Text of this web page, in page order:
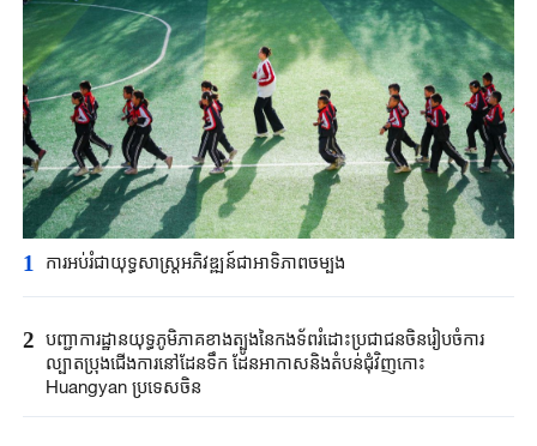
1 ការអប់រំជាយុទ្ធសាស្ត្រអភិវឌ្ឍន៍ជាអាទិភាពចម្បង
2 បញ្ជាការដ្ឋានយុទ្ធភូមិភាគខាងត្បូងនៃកងទ័ពរំដោះប្រជាជនចិនរៀបចំការ
ល្បាតប្រុងជើងការនៅដែនទឹក ដែនអាកាសនិងតំបន់ជុំវិញកោះ
Huangyan ប្រទេសចិន